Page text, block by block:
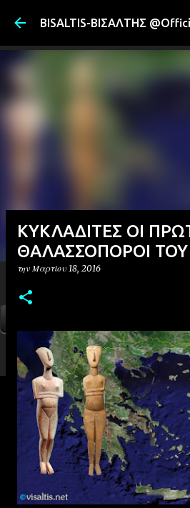
BISALTIS-ΒΙΣΑΛΤΗΣ
ΚΥΚΛΑΔΙΤΕΣ ΟΙ
ΘΑΛΑΣΣΟΠΟΡΟΙ ΤΟΥ
την Μαρτίου 18, 2016